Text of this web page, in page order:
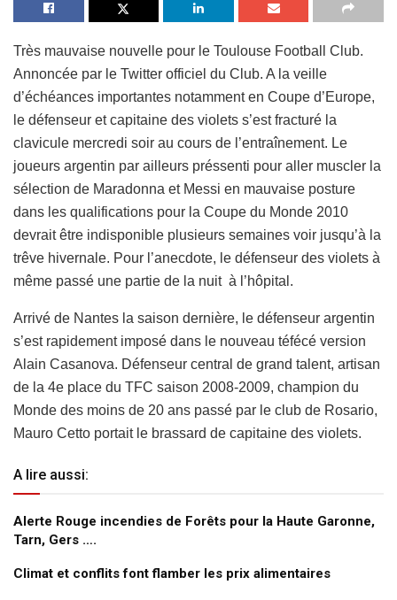
Très mauvaise nouvelle pour le Toulouse Football Club.
Annoncée par le Twitter officiel du Club. A la veille
d’échéances importantes notamment en Coupe d’Europe,
le défenseur et capitaine des violets s’est fracturé la
clavicule mercredi soir au cours de l’entraînement. Le
joueurs argentin par ailleurs préssenti pour aller muscler la
sélection de Maradonna et Messi en mauvaise posture
dans les qualifications pour la Coupe du Monde 2010
devrait être indisponible plusieurs semaines voir jusqu’à la
trêve hivernale. Pour l’anecdote, le défenseur des violets à
même passé une partie de la nuit à l’hôpital.
Arrivé de Nantes la saison dernière, le défenseur argentin
s’est rapidement imposé dans le nouveau téfécé version
Alain Casanova. Défenseur central de grand talent, artisan
de la 4e place du TFC saison 2008-2009, champion du
Monde des moins de 20 ans passé par le club de Rosario,
Mauro Cetto portait le brassard de capitaine des violets.
A lire aussi:
Alerte Rouge incendies de Forêts pour la Haute Garonne,
Tarn, Gers ….
Climat et conflits font flamber les prix alimentaires